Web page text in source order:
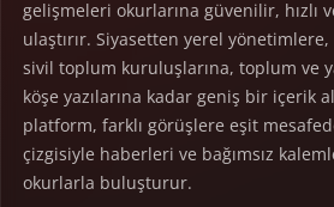
gelişmeleri okurlarına güvenilir, hızlı
ulaştırır. Siyasetten yerel
sivil toplum kuruluşlarına, toplum ve
köşe yazılarına kadar geniş bir içerik
platform, farklı görüşlere eşit
çizgisiyle haberleri ve bağımsız
okurlarla buluşturur.